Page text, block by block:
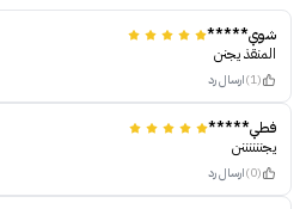
شوي*****
المنقذ يجنن
(1) ارسال رد
فطي*****
يجننننننن
(0) ارسال رد